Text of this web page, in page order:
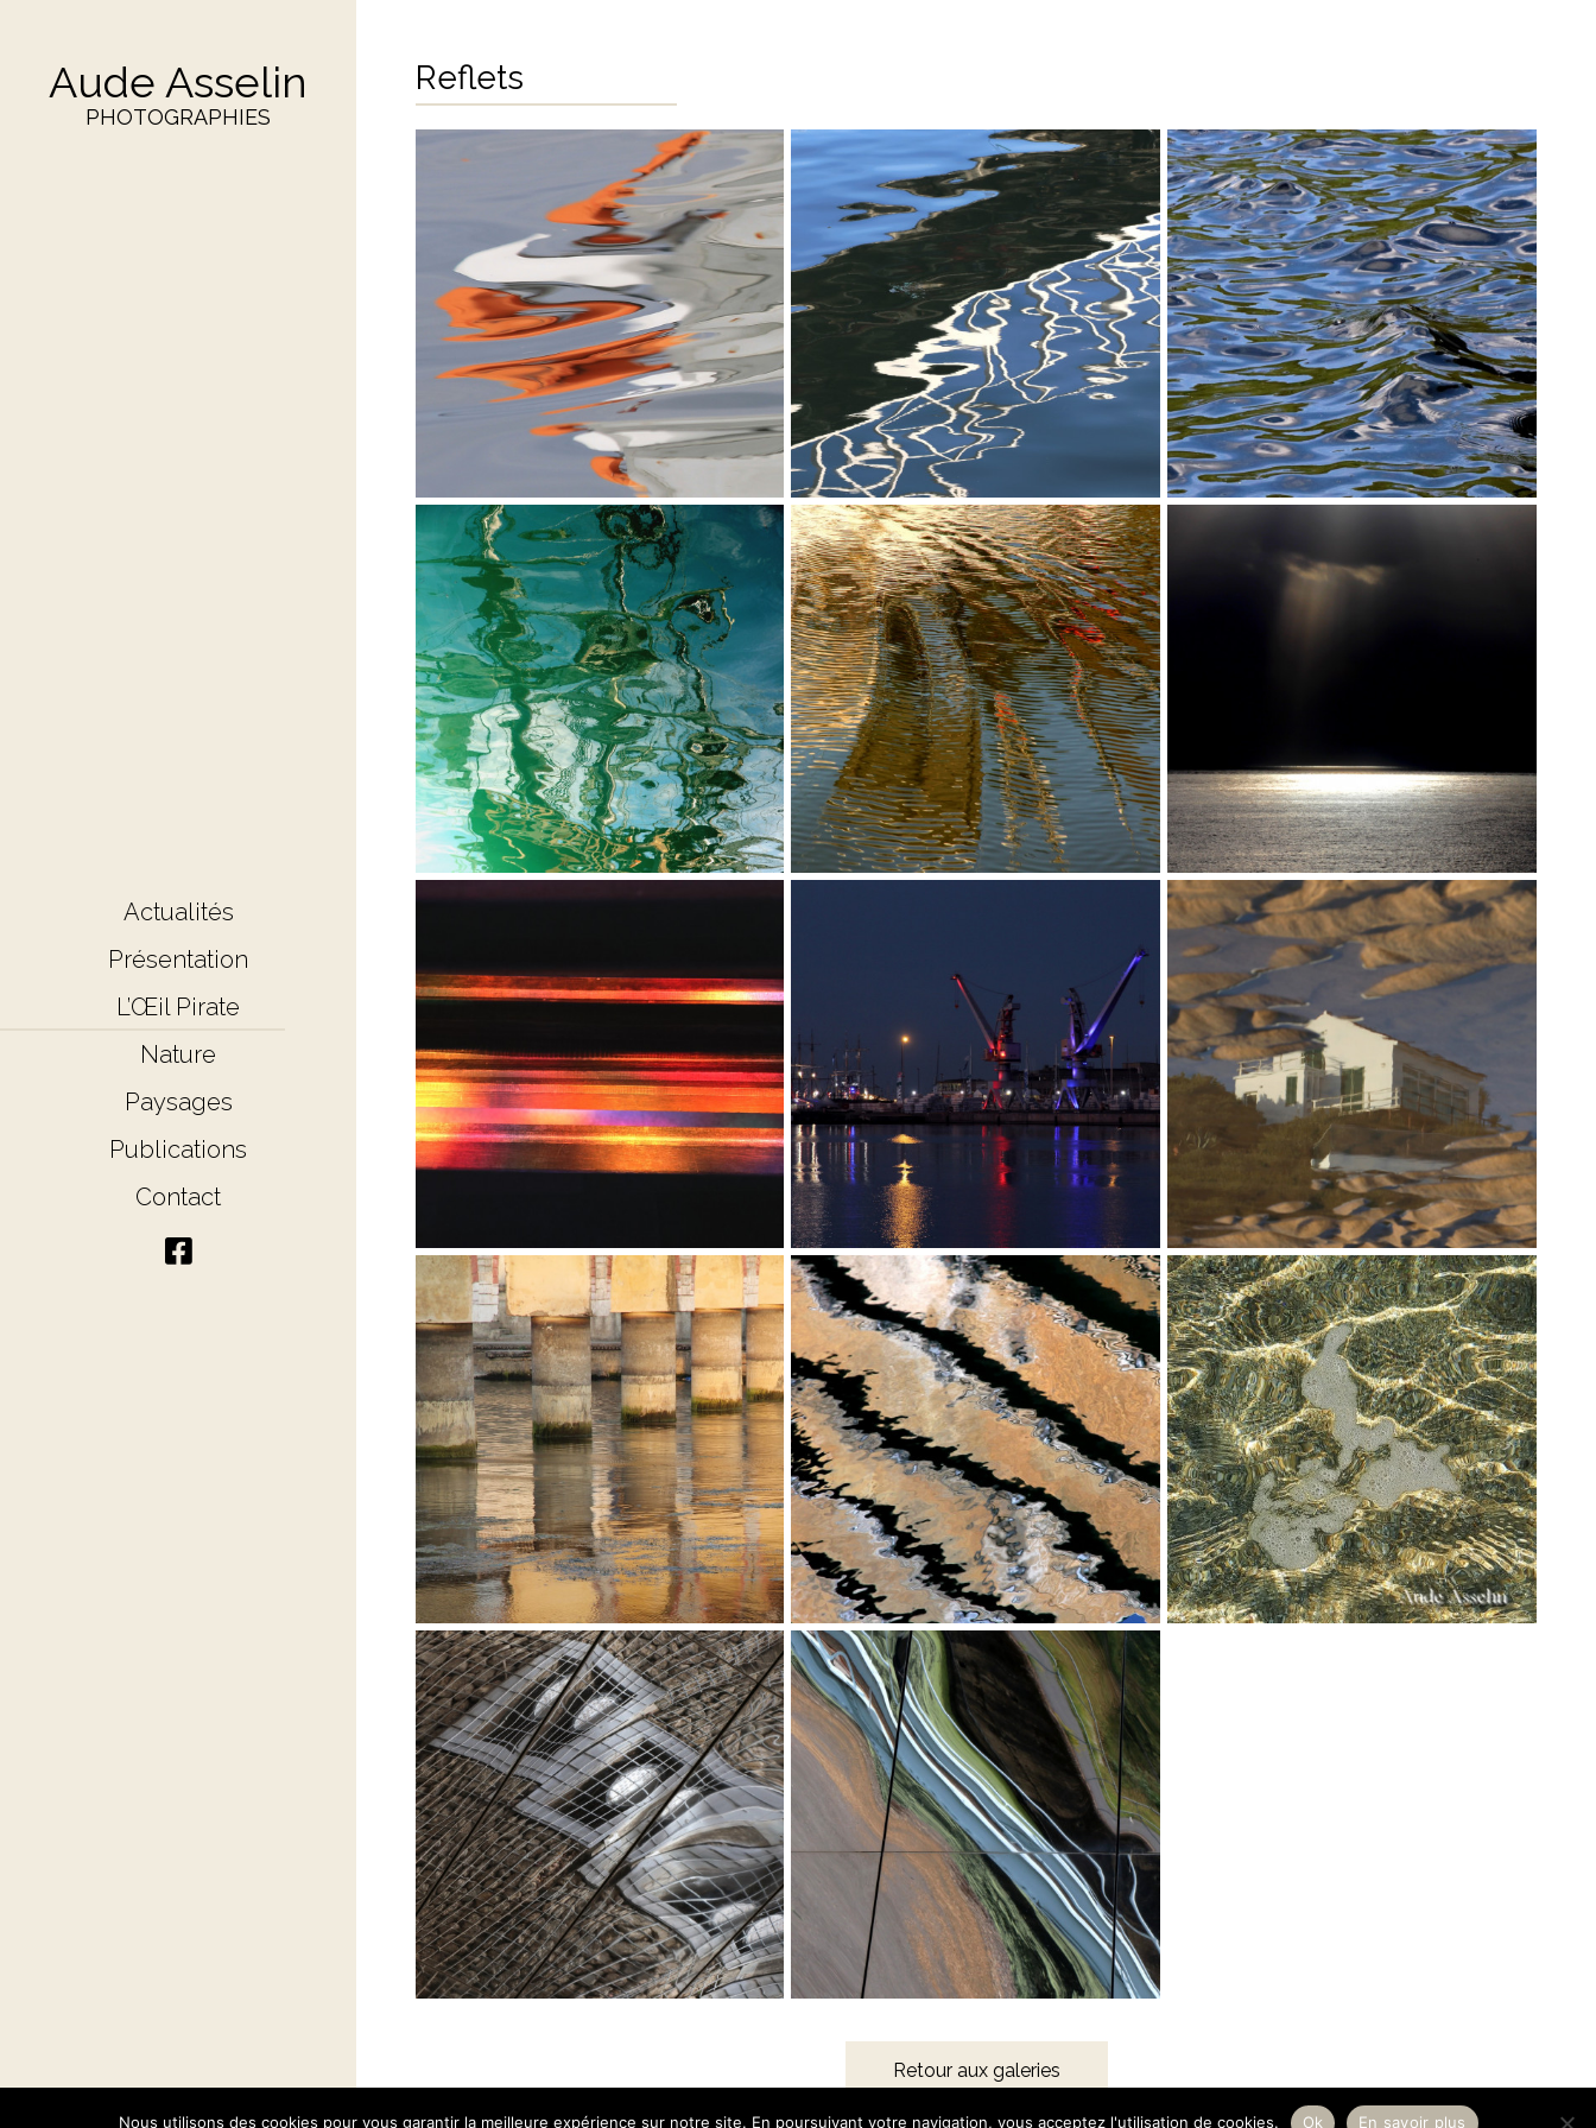
Aude Asselin
PHOTOGRAPHIES
Actualités
Présentation
L’Œil Pirate
Nature
Paysages
Publications
Contact
Toute reproduction interdite -
Mentions légales
Reflets
Retour aux galeries
Nous utilisons des cookies pour vous garantir la meilleure expérience sur notre site. En poursuivant votre navigation, vous acceptez l'utilisation de cookies. Ok En savoir plus